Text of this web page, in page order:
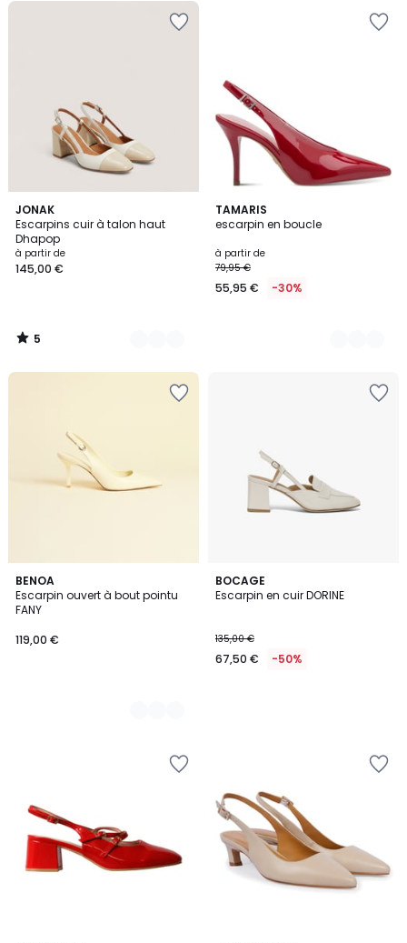
JONAK
Escarpins cuir à talon haut
Dhapop
Prix
à
145,00
€.
à partir de
145,00 €
5
/
5
2
Couleurs
5
/
TAMARIS
escarpin en boucle
à partir de
79,95 €
55,95 € -30%
4
Couleurs
BENOA
Escarpin ouvert à bout pointu
FANY
119,00 €
2
Couleurs
BOCAGE
Escarpin en cuir DORINE
135,00 €
67,50 € -50%